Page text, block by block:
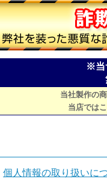
※当
当社製作の
当店では
個人情報の取り扱いに